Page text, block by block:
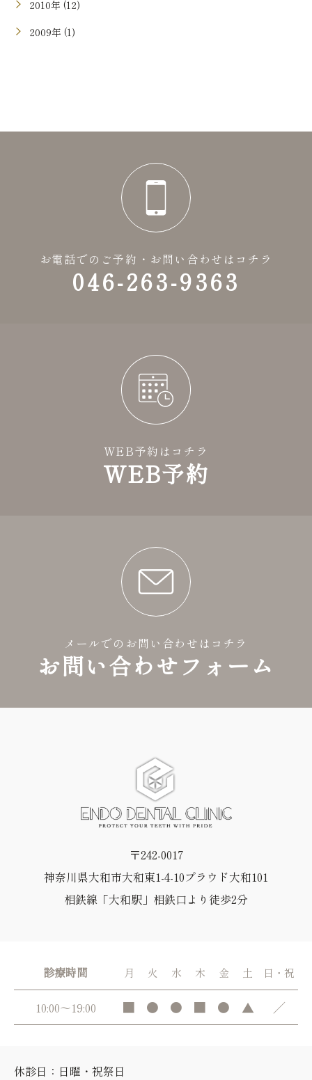
2010年 (12)
2009年 (1)
お電話でのご予約・お問い合わせはコチラ
046-263-9363
WEB予約はコチラ
WEB予約
メールでのお問い合わせはコチラ
お問い合わせフォーム
〒242-0017
神奈川県大和市大和東1-4-10プラウド大和101
相鉄線「大和駅」相鉄口より徒歩2分
診療時間 月 火 水 木 金 土 日・祝
10:00～19:00 ■ ● ● ■ ● ▲ ／
休診日：日曜・祝祭日